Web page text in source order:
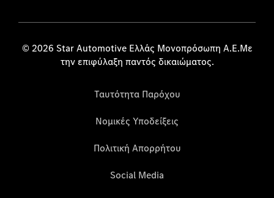
© 2026 Star Automotive Ελλάς Μονοπρόσωπη Α.Ε.Με
την επιφύλαξη παντός δικαιώματος.
Ταυτότητα Παρόχου
Νομικές Υποδείξεις
Πολιτική Απορρήτου
Social Media